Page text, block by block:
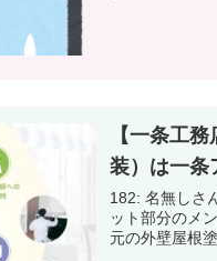
【一条工
装）は一条
182: 名無しさん＠お腹いっぱ
ット部分のメンテナンス（